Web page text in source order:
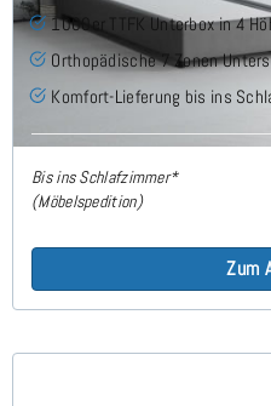
1000er TTFK Unterbox in 4
Orthopädische 7 Zonen
Komfort-Lieferung bis ins
Bis ins Schlafzimmer*
(Möbelspedition)
Zum